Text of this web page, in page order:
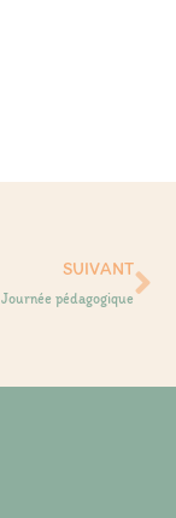
SUIVANT
Journée pédagogique